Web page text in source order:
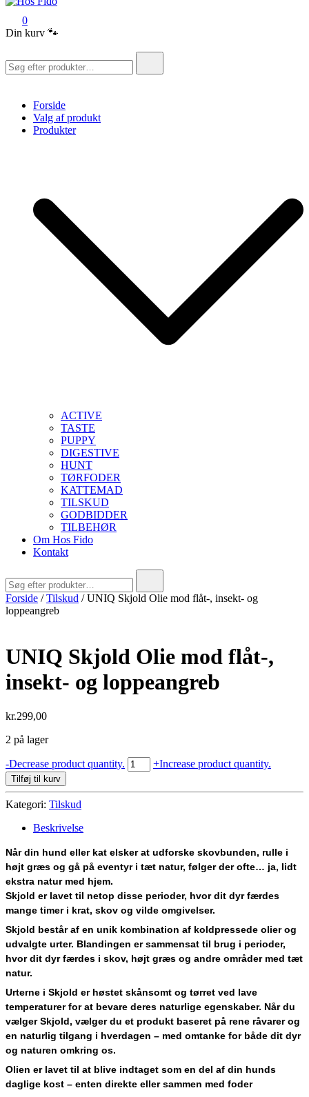
Hos Fido
0
Din kurv 🐾
efter:
Forside
Valg af produkt
Produkter
ACTIVE
TASTE
PUPPY
DIGESTIVE
HUNT
TØRFODER
KATTEMAD
TILSKUD
GODBIDDER
TILBEHØR
Om Hos Fido
Kontakt
efter:
Forside /Tilskud / UNIQ Skjold Olie mod flåt-, insekt- og
loppeangreb
UNIQ Skjold Olie mod flåt-,
insekt- og loppeangreb
kr.299,00
2 på lager
-Decrease product quantity. UNIQ
Skjold
loppeangreb
antal
+Increase product quantity.
Tilføj til kurv
Kategori: Tilskud
Beskrivelse
Når din hund eller kat elsker at udforske skovbunden, rulle i
højt græs og gå på eventyr i tæt natur, følger der ofte… ja, lidt
ekstra natur med hjem.
Skjold er lavet til netop disse perioder, hvor dit dyr færdes
mange timer i krat, skov og vilde omgivelser.
Skjold består af en unik kombination af koldpressede olier og
udvalgte urter. Blandingen er sammensat til brug i perioder,
hvor dit dyr færdes i skov, højt græs og andre områder med tæt
natur.
Urterne i Skjold er høstet skånsomt og tørret ved lave
temperaturer for at bevare deres naturlige egenskaber. Når du
vælger Skjold, vælger du et produkt baseret på rene råvarer og
en naturlig tilgang i hverdagen – med omtanke for både dit dyr
og naturen omkring os.
Olien er lavet til at blive indtaget som en del af din hunds
daglige kost – enten direkte eller sammen med foder